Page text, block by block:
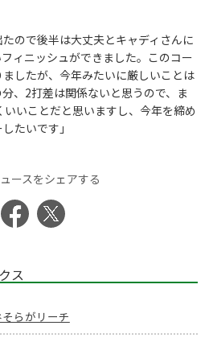
たので後半は大丈夫とキャディさんに
ィニッシュができました。このコー
したが、今年みたいに厳しいことは
、2打差は関係ないと思うので、ま
いことだと思いますし、今年を締め
たいです」
ースをシェアする
ス
らがリーチ